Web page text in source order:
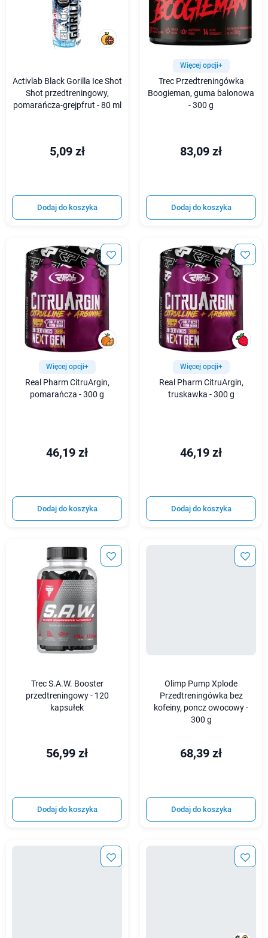
Activlab Black Gorilla Ice Shot
Shot przedtreningowy,
pomarańcza-grejpfrut - 80 ml
5,09 zł
Dodaj do koszyka
Więcej opcji+
Trec Przedtreningówka
Boogieman, guma balonowa
- 300 g
83,09 zł
Dodaj do koszyka
Więcej opcji+
Real Pharm CitruArgin,
pomarańcza - 300 g
46,19 zł
Dodaj do koszyka
Więcej opcji+
Real Pharm CitruArgin,
truskawka - 300 g
46,19 zł
Dodaj do koszyka
Trec S.A.W. Booster
przedtreningowy - 120
kapsułek
56,99 zł
Dodaj do koszyka
Olimp Pump Xplode
Przedtreningówka bez
kofeiny, poncz owocowy -
300 g
68,39 zł
Dodaj do koszyka